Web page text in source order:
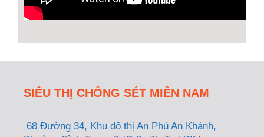
SIÊU THỊ CHỐNG SÉT MIỀN NAM
68 Đường 34, Khu đô thị An Phú An Khánh,